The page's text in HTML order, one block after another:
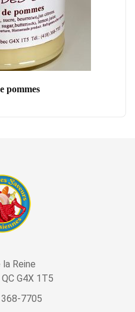
pommes
Reine
G4X 1T5
7705